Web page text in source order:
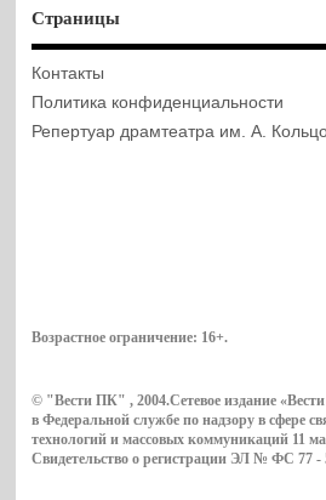
Страницы
Контакты
Политика конфиденциальности
Репертуар драмтеатра им. А.
Возрастное ограничение: 16+.
© "Вести ПК" , 2004.Сетевое издание
в Федеральной службе по надзору в сфере
технологий и массовых коммуникаций 11
Свидетельство о регистрации ЭЛ № ФС 77 -